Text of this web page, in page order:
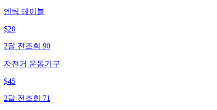
엔틱 테이블
$20
2달 전 조회 90
자전거 운동기구
$45
2달 전 조회 71